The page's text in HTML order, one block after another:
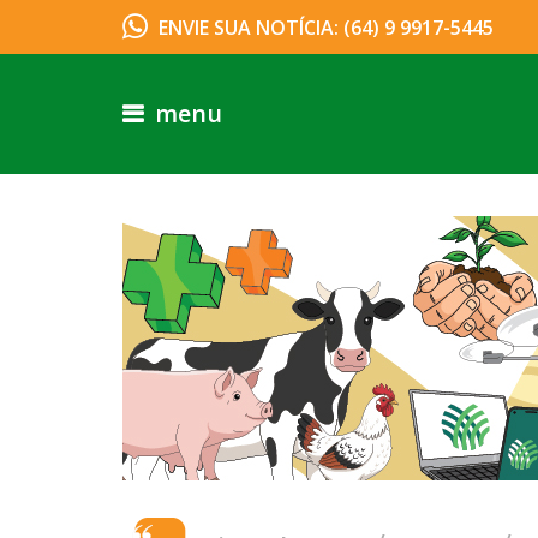
ENVIE SUA NOTÍCIA: (64) 9 9917-5445
menu